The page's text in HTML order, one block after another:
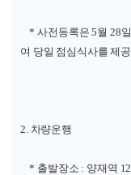
* 사전등록은 5월 28
여 당일 점심식사를 제
2. 차량운행
* 출발장소 : 양재역